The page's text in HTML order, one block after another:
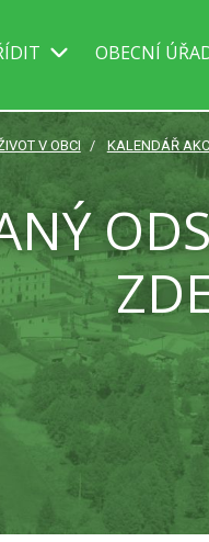
OBECNÍ
V OBCI KALENDÁŘ